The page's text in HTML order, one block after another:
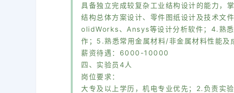
具备独立完成较复杂工业结构设计的能力，
结构总体方案设计、零件图纸设计及技术文
olidWorks、Ansys等设计分析软件；4.熟
作；5.熟悉常用金属材料/非金属材料性能及
薪资待遇：6000-10000
四、实验员4人
岗位要求：
大专及以上学历，机电专业优先；2.负责实